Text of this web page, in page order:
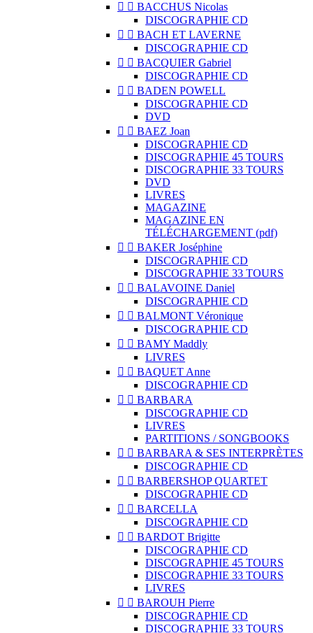
  BACCHUS Nicolas
DISCOGRAPHIE CD
  BACH ET LAVERNE
DISCOGRAPHIE CD
  BACQUIER Gabriel
DISCOGRAPHIE CD
  BADEN POWELL
DISCOGRAPHIE CD
DVD
  BAEZ Joan
DISCOGRAPHIE CD
DISCOGRAPHIE 45 TOURS
DISCOGRAPHIE 33 TOURS
DVD
LIVRES
MAGAZINE
MAGAZINE EN
TÉLÉCHARGEMENT (pdf)
  BAKER Joséphine
DISCOGRAPHIE CD
DISCOGRAPHIE 33 TOURS
  BALAVOINE Daniel
DISCOGRAPHIE CD
  BALMONT Véronique
DISCOGRAPHIE CD
  BAMY Maddly
LIVRES
  BAQUET Anne
DISCOGRAPHIE CD
  BARBARA
DISCOGRAPHIE CD
LIVRES
PARTITIONS / SONGBOOKS
  BARBARA & SES INTERPRÈTES
DISCOGRAPHIE CD
  BARBERSHOP QUARTET
DISCOGRAPHIE CD
  BARCELLA
DISCOGRAPHIE CD
  BARDOT Brigitte
DISCOGRAPHIE CD
DISCOGRAPHIE 45 TOURS
DISCOGRAPHIE 33 TOURS
LIVRES
  BAROUH Pierre
DISCOGRAPHIE CD
DISCOGRAPHIE 33 TOURS